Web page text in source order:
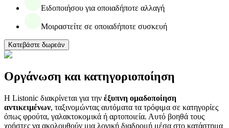
Ειδοποιήσου για οποιαδήποτε αλλαγή
Μοιραστείτε σε οποιαδήποτε συσκευή
Κατεβάστε δωρεάν
Οργάνωση και κατηγοριοποίηση
Η Listonic διακρίνεται για την έξυπνη ομαδοποίηση
αντικειμένων, ταξινομώντας αυτόματα τα τρόφιμα σε κατηγορίες
όπως φρούτα, γαλακτοκομικά ή αρτοποιεία. Αυτό βοηθά τους
χρήστες να ακολουθούν μια λογική διαδρομή μέσα στο κατάστημα